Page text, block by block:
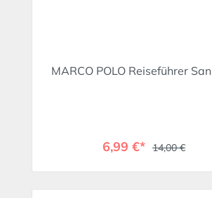
MARCO POLO Reiseführer
6,99 €* 14,00 €